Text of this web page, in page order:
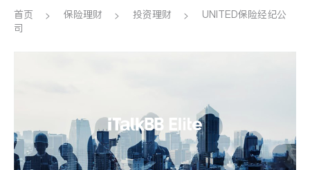
医生 律师
建筑装修
首页 保险理财 投资理财
UNITED保险经纪公
司